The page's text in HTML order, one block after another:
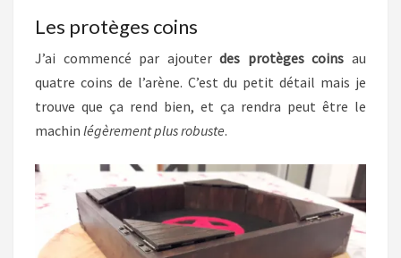
Les protèges coins
J’ai commencé par ajouterdes protèges coins au
quatre coins de l’arène. C’est du petit détail mais je
trouve que ça rend bien, et ça rendra peut être le
machin légèrement plus robuste.